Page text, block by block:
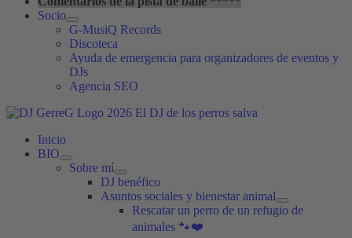
Socio
G-MusiQ Records
Discoteca
Ayuda de emergencia para organizadores de eventos y
DJs
Agencia SEO
Inicio
BIO
Sobre mí
DJ benéfico
Asuntos sociales y bienestar animal
Rescatar un perro de un refugio de
animales 🐾❤️